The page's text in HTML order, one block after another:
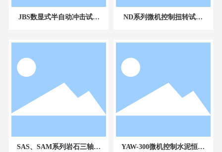
JBS数显式半自动冲击试验
ND系列微机控制扭转试验
SAS、SAM系列岩石三轴试 YAW-300微机控制水泥恒应